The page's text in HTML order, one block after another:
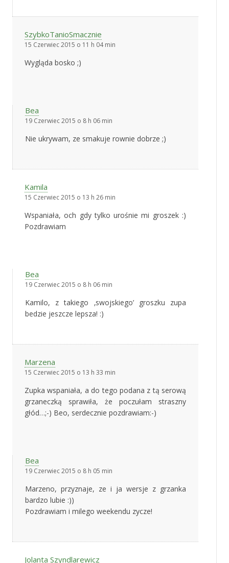
SzybkoTanioSmacznie
15 Czerwiec 2015 o 11 h 04 min
Wygląda bosko ;)
Bea
19 Czerwiec 2015 o 8 h 06 min
Nie ukrywam, ze smakuje rownie dobrze ;)
Kamila
15 Czerwiec 2015 o 13 h 26 min
Wspaniała, och gdy tylko urośnie mi groszek :)
Pozdrawiam
Bea
19 Czerwiec 2015 o 8 h 06 min
Kamilo, z takiego ‚swojskiego’ groszku zupa
bedzie jeszcze lepsza! :)
Marzena
15 Czerwiec 2015 o 13 h 33 min
Zupka wspaniała, a do tego podana z tą serową
grzaneczką sprawiła, że poczułam straszny
głód…;-) Beo, serdecznie pozdrawiam:-)
Bea
19 Czerwiec 2015 o 8 h 05 min
Marzeno, przyznaje, ze i ja wersje z grzanka
bardzo lubie :))
Pozdrawiam i milego weekendu zycze!
Jolanta Szyndlarewicz